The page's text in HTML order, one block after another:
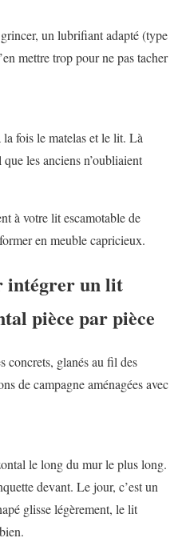
un lubrifiant adapté (type
mettre trop pour ne pas tacher
la fois le matelas et le lit. Là
les anciens n’oubliaient
à votre lit escamotable de
en meuble capricieux.
intégrer un lit
pièce par pièce
concrets, glanés au fil des
de campagne aménagées avec
le long du mur le plus long.
devant. Le jour, c’est un
glisse légèrement, le lit